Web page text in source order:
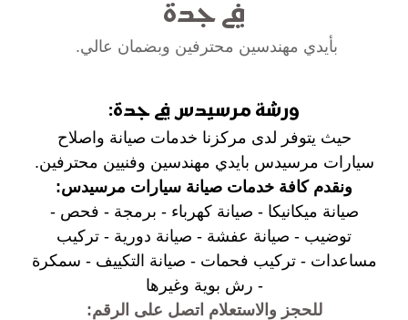
في جدة
بأيدي مهندسين محترفين وبضمان عالي.
ورشة مرسيدس في جدة:
حيث يتوفر لدى مركزنا خدمات صيانة واصلاح
سيارات مرسيدس بايدي مهندسين وفنيين محترفين.
ونقدم كافة خدمات صيانة سيارات مرسيدس:
صيانة ميكانيكا - صيانة كهرباء - برمجة - فحص -
توضيب - صيانة عفشة - صيانة دورية - تركيب
مساعدات - تركيب فحمات - صيانة التكييف - سمكرة
- رش بوية وغيرها
للحجز والاستعلام اتصل على الرقم: